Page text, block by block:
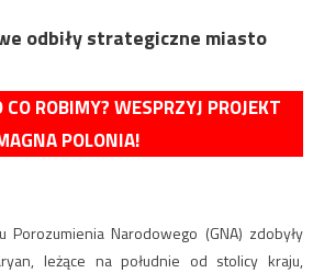
odbiły strategiczne miasto
ROBIMY? WESPRZYJ PROJEKT
POLONIA!
Porozumienia Narodowego (GNA) zdobyły
leżące na południe od stolicy kraju,